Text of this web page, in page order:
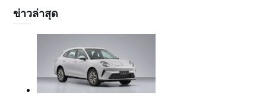
ข่าวล่าสุด